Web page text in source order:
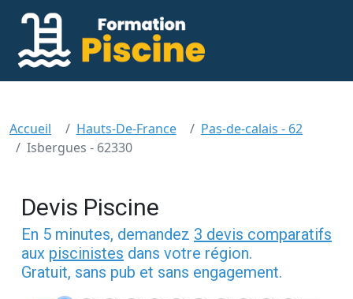
Accueil Hauts-De-France
Pas-de-calais - 62
Isbergues - 62330
Devis Piscine
En 5 minutes, demandez 3 devis comparatifs
aux piscinistes dans votre région.
Gratuit, sans pub et sans engagement.